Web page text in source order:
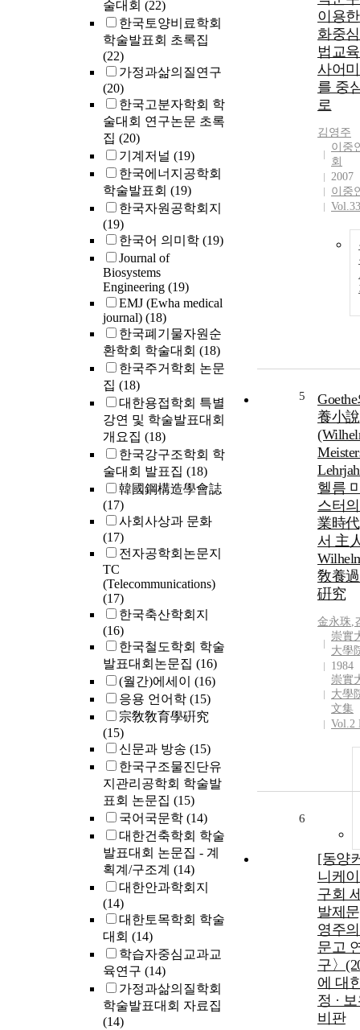
술대회 (22)
한국토양비료학회
학술발표회 초록집
(22)
가정과삶의질연구
(20)
한국고분자학회 학
술대회 연구논문 초록
집 (20)
기계저널 (19)
한국에너지공학회
학술발표회 (19)
한국자원공학회지
(19)
한국어 의미학 (19)
Journal of
Biosystems
Engineering (19)
EMJ (Ewha medical
journal) (18)
한국폐기물자원순
환학회 학술대회 (18)
한국주거학회 논문
집 (18)
대한용접학회 특별
강연 및 학술발표대회
개요집 (18)
한국강구조학회 학
술대회 발표집 (18)
韓國鋼構造學會誌
(17)
사회사상과 문화
(17)
전자공학회논문지
TC
(Telecommunications)
(17)
한국축산학회지
(16)
한국철도학회 학술
발표대회논문집 (16)
(월간)에세이 (16)
응용 언어학 (15)
宗敎敎育學硏究
(15)
신문과 방송 (15)
한국구조물진단유
지관리공학회 학술발
표회 논문집 (15)
국어국문학 (14)
대한건축학회 학술
발표대회 논문집 - 계
획계/구조계 (14)
대한안과학회지
(14)
대한토목학회 학술
대회 (14)
학습자중심교과교
육연구 (14)
가정과삶의질학회
학술발표대회 자료집
(14)
이용
화중
법교
사어
를 중
로
김영주
이중
회
2007
이중
5
養小說
헬름
스터
業時
서 主
敎養
硏究
金永珠,
崇實
大學
1984
崇實
大學
文集
Vol.2
6
[동양
니케
구회
발제
영주
문고
구〉
에 대
정 · 보
비판